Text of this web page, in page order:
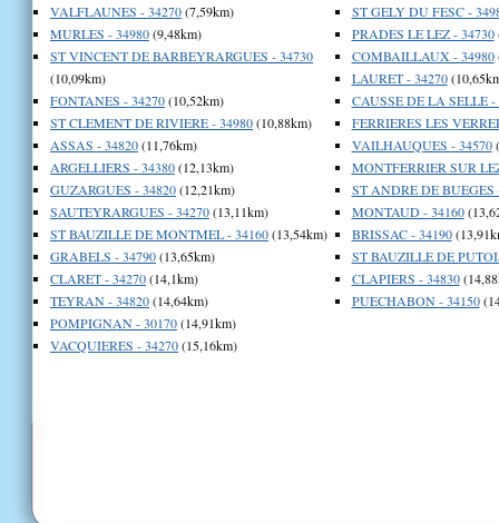
VALFLAUNES - 34270(7,59km)
MURLES - 34980(9,48km)
ST VINCENT DE BARBEYRARGUES - 34730
(10,09km)
FONTANES - 34270(10,52km)
ST CLEMENT DE RIVIERE - 34980(10,88km)
ASSAS - 34820(11,76km)
ARGELLIERS - 34380(12,13km)
GUZARGUES - 34820(12,21km)
SAUTEYRARGUES - 34270(13,11km)
ST BAUZILLE DE MONTMEL - 34160(13,54km)
GRABELS - 34790(13,65km)
CLARET - 34270(14,1km)
TEYRAN - 34820(14,64km)
POMPIGNAN - 30170(14,91km)
VACQUIERES - 34270(15,16km)
ST GELY DU FESC -
PRADES LE LEZ - 34730
COMBAILLAUX - 34980
LAURET - 34270
CAUSSE DE LA SELLE -
FERRIERES LES
VAILHAUQUES - 34570
MONTFERRIER SUR
ST ANDRE DE BUEGES
MONTAUD - 34160
BRISSAC - 34190
ST BAUZILLE DE
CLAPIERS - 34830
PUECHABON - 34150